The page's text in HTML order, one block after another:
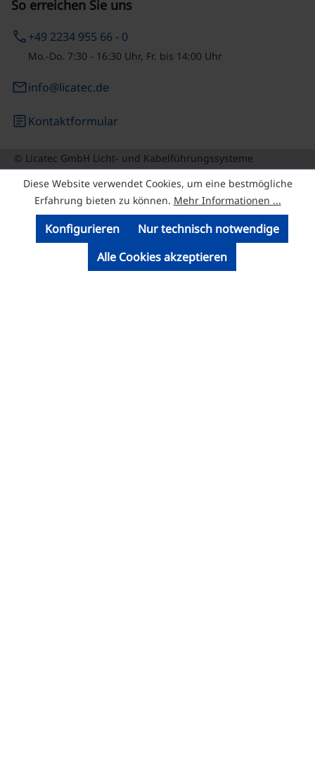
So erreichen Sie uns
phone+49 2234 955 66 - 0
Mo.-Do. 7:30 - 16:30 Uhr, Fr. bis 14:00 Uhr
emailinfo@licatec.de
articleKontaktformular
© Licatec GmbH Licht- und Kabelführungssysteme
Diese Website verwendet Cookies, um eine bestmögliche
Erfahrung bieten zu können. Mehr Informationen ...
Nur technisch notwendige
Konfigurieren
Alle Cookies akzeptieren